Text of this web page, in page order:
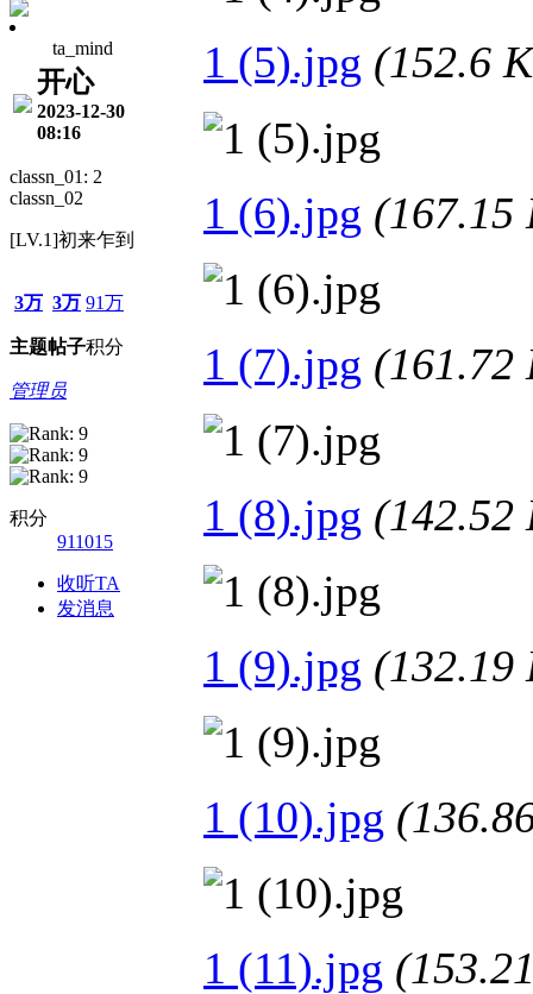
ta_mind
开心
2023-12-30
08:16
classn_01: 2
classn_02
[LV.1]初来乍到
3万
主题
3万
帖子
91万
积分
管理员
积分
911015
收听TA
发消息
1 (5).jpg (152.6
1 (6).jpg
1 (7).jpg
1 (8).jpg
1 (9).jpg
1 (10).jpg
1 (11).jpg